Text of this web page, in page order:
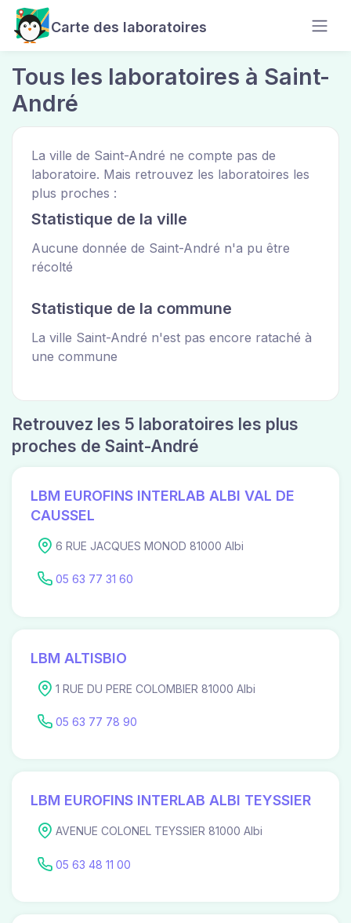
Carte des laboratoires
Tous les laboratoires à Saint-
André
La ville de Saint-André ne compte pas de
laboratoire. Mais retrouvez les laboratoires les
plus proches :
Statistique de la ville
Aucune donnée de Saint-André n'a pu être
récolté
Statistique de la commune
La ville Saint-André n'est pas encore rataché à
une commune
Retrouvez les 5 laboratoires les plus
proches de Saint-André
LBM EUROFINS INTERLAB ALBI VAL DE
CAUSSEL
6 RUE JACQUES MONOD 81000 Albi
05 63 77 31 60
LBM ALTISBIO
1 RUE DU PERE COLOMBIER 81000 Albi
05 63 77 78 90
LBM EUROFINS INTERLAB ALBI TEYSSIER
AVENUE COLONEL TEYSSIER 81000 Albi
05 63 48 11 00